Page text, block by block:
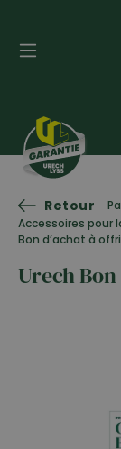
Retour
Accessoires pour
Bon d’achat à
Urech